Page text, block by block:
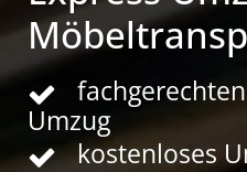
Umzug
kostenloses